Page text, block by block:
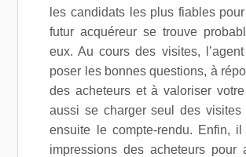
les candidats les plus fiables
futur acquéreur se trouve
eux. Au cours des visites,
poser les bonnes questions, à
des acheteurs et à valoriser
aussi se charger seul des visites
ensuite le compte-rendu. Enfin,
impressions des acheteurs pour